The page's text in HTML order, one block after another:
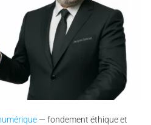
— fondement éthique et